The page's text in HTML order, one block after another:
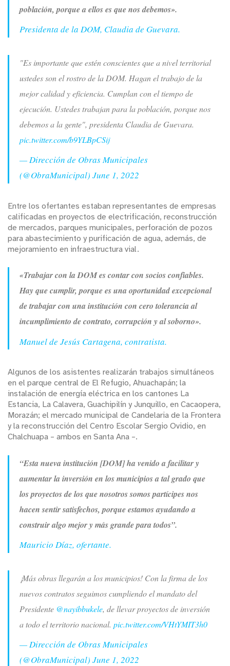
población, porque a ellos es que nos debemos».
Presidenta de la DOM, Claudia de Guevara.
"Es importante que estén conscientes que a nivel territorial
ustedes son el rostro de la DOM. Hagan el trabajo de la
mejor calidad y eficiencia. Cumplan con el tiempo de
ejecución. Ustedes trabajan para la población, porque nos
debemos a la gente", presidenta Claudia de Guevara.
pic.twitter.com/b9YLBpCSij
— Dirección de Obras Municipales
(@ObraMunicipal) June 1, 2022
Entre los ofertantes estaban representantes de empresas
calificadas en proyectos de electrificación, reconstrucción
de mercados, parques municipales, perforación de pozos
para abastecimiento y purificación de agua, además, de
mejoramiento en infraestructura vial.
«Trabajar con la DOM es contar con socios confiables.
Hay que cumplir, porque es una oportunidad excepcional
de trabajar con una institución con cero tolerancia al
incumplimiento de contrato, corrupción y al soborno».
Manuel de Jesús Cartagena, contratista.
Algunos de los asistentes realizarán trabajos simultáneos
en el parque central de El Refugio, Ahuachapán; la
instalación de energía eléctrica en los cantones La
Estancia, La Calavera, Guachipilín y Junquillo, en Cacaopera,
Morazán; el mercado municipal de Candelaria de la Frontera
y la reconstrucción del Centro Escolar Sergio Ovidio, en
Chalchuapa – ambos en Santa Ana –.
“Esta nueva institución [DOM] ha venido a facilitar y
aumentar la inversión en los municipios a tal grado que
los proyectos de los que nosotros somos partícipes nos
hacen sentir satisfechos, porque estamos ayudando a
construir algo mejor y más grande para todos”.
Mauricio Díaz, ofertante.
¡Más obras llegarán a los municipios! Con la firma de los
nuevos contratos seguimos cumpliendo el mandato del
Presidente @nayibbukele, de llevar proyectos de inversión
a todo el territorio nacional. pic.twitter.com/VHtYMIT3h0
— Dirección de Obras Municipales
(@ObraMunicipal) June 1, 2022